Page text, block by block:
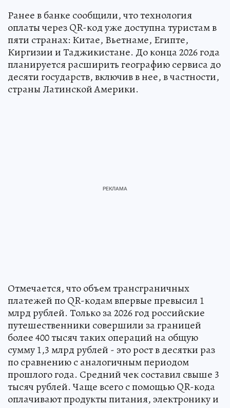
Ранее в банке сообщили, что технология
оплаты через QR-код уже доступна туристам в
пяти странах: Китае, Вьетнаме, Египте,
Киргизии и Таджикистане. До конца 2026 года
планируется расширить географию сервиса до
десяти государств, включив в нее, в частности,
страны Латинской Америки.
Отмечается, что объем трансграничных
платежей по QR-кодам впервые превысил 1
млрд рублей. Только за 2026 год российские
путешественники совершили за границей
более 400 тысяч таких операций на общую
сумму 1,3 млрд рублей - это рост в десятки раз
по сравнению с аналогичным периодом
прошлого года. Средний чек составил свыше 3
тысяч рублей. Чаще всего с помощью QR-кода
оплачивают продукты питания, электронику и